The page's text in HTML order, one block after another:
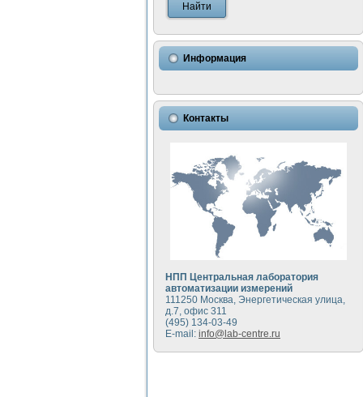
Инструменты для
Инструменты для
Использование NI LabVIEW
Исследовние возможности
Математическое
Моделирование и
Применение
Симуляция отклика
Автоматизация
Блок гальванической
Разработка
Применение среды
Портативная система для
Использование LabVIEW
Устройство для снятия
Передовые научные
Автоматизированная
Автоматизированный
Визуализация
Виртуальный прибор для
Исследование возможности
Исследование кинетики
Комплекс
Метод прогнозирования
Недорогая система
Применение технологий NI
Информация
Контакты
НПП Центральная лаборатория
автоматизации измерений
111250 Москва, Энергетическая улица,
д.7, офис 311
(495) 134-03-49
E-mail: info@lab-centre.ru